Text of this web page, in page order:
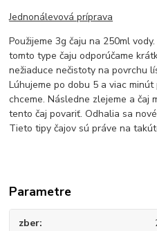
Jednonálevová príprava
Použijeme 3g čaju na 250ml
tomto type čaju odporúčame
nežiaduce nečistoty na povrchu
Lúhujeme po dobu 5 a viac
chceme. Následne zlejeme a čaj
tento čaj povariť. Odhalia sa
Tieto tipy čajov sú práve na
Parametre
zber